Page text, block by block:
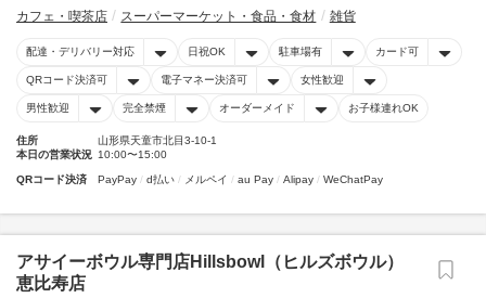
カフェ・喫茶店 スーパーマーケット・食品・食材 雑貨
配達・デリバリー対応 日祝OK 駐車場有 カード可
QRコード決済可 電子マネー決済可 女性歓迎
男性歓迎 完全禁煙 オーダーメイド お子様連れOK
住所
山形県天童市北目3-10-1
本日の営業状況 10:00〜15:00
QRコード決済 PayPay d払い メルペイ au Pay Alipay WeChatPay
アサイーボウル専門店Hillsbowl（ヒルズボウル）
恵比寿店